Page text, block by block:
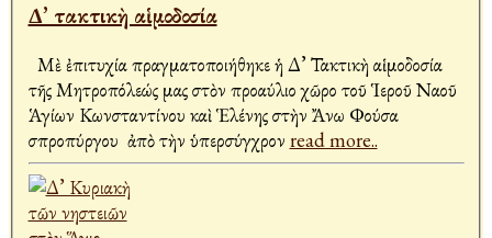
Δ’ τακτικὴ αἱμοδοσία
Μὲ ἐπιτυχία πραγματοποιήθηκε ἡ Δ’ Τακτικὴ αἱμοδοσία
τῆς Μητροπόλεώς μας στὸν προαύλιο χῶρο τοῦ Ἱεροῦ Ναοῦ
Ἁγίων Κωνσταντίνου καὶ Ἑλένης στὴν Ἄνω Φούσα
Ἀσπροπύργου ἀπὸ τὴν ὑπερσύγχρον read more..